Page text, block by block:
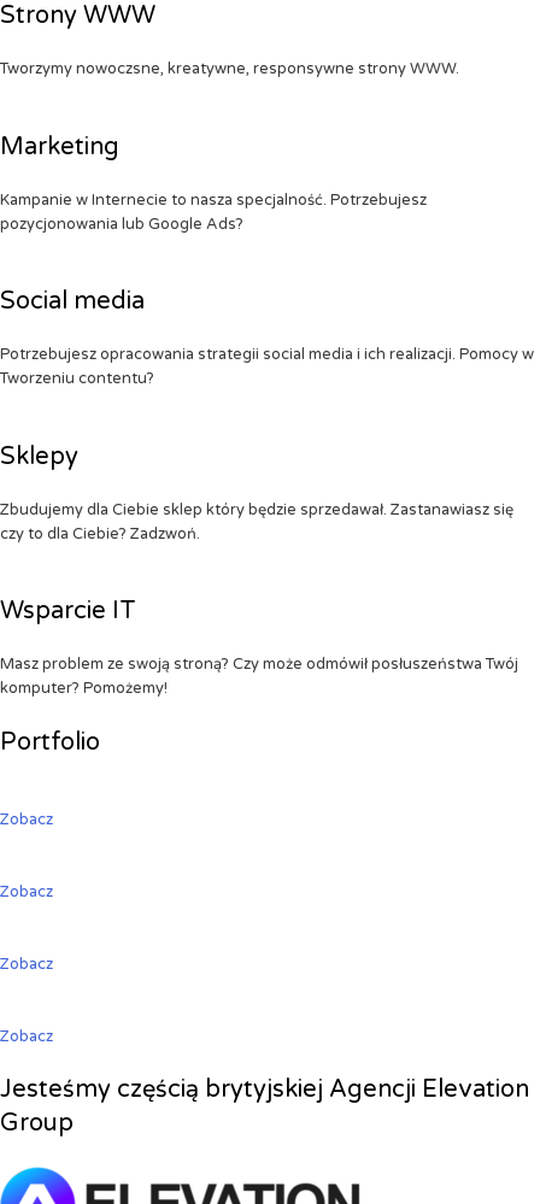
Strony WWW
Tworzymy nowoczsne, kreatywne, responsywne strony WWW.
Marketing
Kampanie w Internecie to nasza specjalność. Potrzebujesz
pozycjonowania lub Google Ads?
Social media
Potrzebujesz opracowania strategii social media i ich realizacji. Pomocy w
Tworzeniu contentu?
Sklepy
Zbudujemy dla Ciebie sklep który będzie sprzedawał. Zastanawiasz się
czy to dla Ciebie? Zadzwoń.
Wsparcie IT
Masz problem ze swoją stroną? Czy może odmówił posłuszeństwa Twój
komputer? Pomożemy!
Portfolio
Zobacz
Zobacz
Zobacz
Zobacz
Jesteśmy częścią brytyjskiej Agencji Elevation
Group